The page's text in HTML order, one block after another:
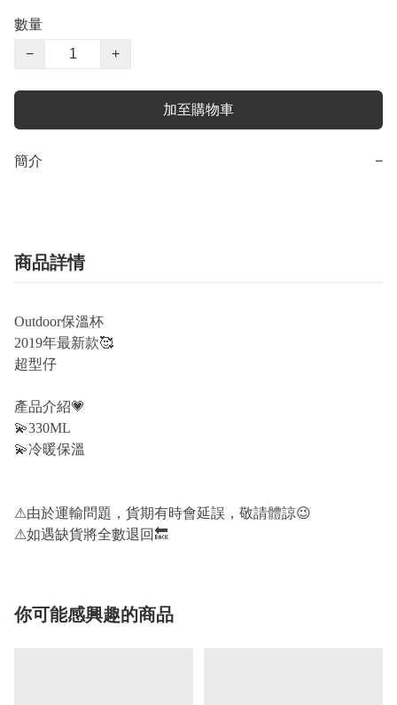
數量
−
+
加至購物車
簡介 −
商品詳情
Outdoor保溫杯
2019年最新款🥰
超型仔
產品介紹💗
💫330ML
💫冷暖保溫
⚠由於運輸問題，貨期有時會延誤，敬請體諒😉
⚠如遇缺貨將全數退回 🔙
你可能感興趣的商品